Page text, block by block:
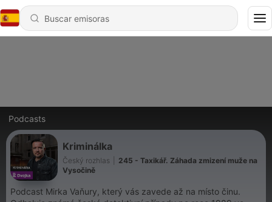
Podcasts
Kriminálka
Český rozhlas
245 - Taxikář. Záhada zmizení muže na
Vysočině
Podcast Mirka Vaňury, který vás zavede až na místo činu.